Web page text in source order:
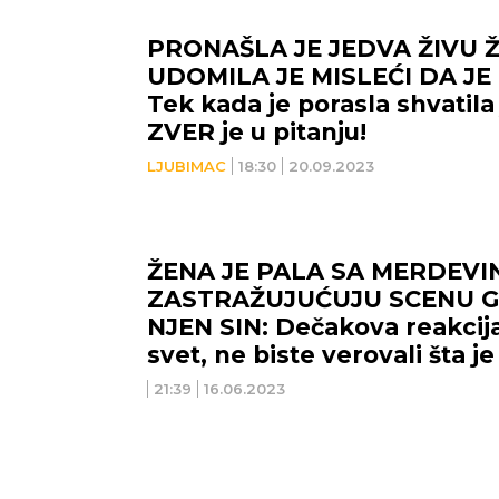
LJUBIMAC 18:30 20.09.2023
PRONAŠLA JE JEDVA ŽIVU
UDOMILA JE MISLEĆI DA
Tek kada je porasla
ZVER je u pitanju!
21:39 16.06.2023
ŽENA JE PALA SA
ZASTRAŽUJUĆUJU SCENU
NJEN SIN: Dečakova
svet, ne biste verovali šta
(VIDEO)
NOVI SAD
30°C
Min temp:20 °C Max temp:34 °C
Vetar:3 m/s Vlažnost: 31 %
NIŠ
Min